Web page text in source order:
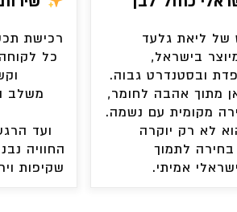
של ליאת גלעד
בישראל,
ובסטנדרט גבוה.
מתוך אהבה לחומר,
מקומית עם נשמה.
לא רק יוקרה
לתמוך
אמיתי.
רכישת
כל
משלב
ועד
החוויה
שקיפות